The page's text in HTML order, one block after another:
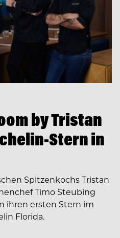
by Tristan
Stern in
Spitzenkochs Tristan
Timo Steubing
ihren ersten Stern im
Florida.